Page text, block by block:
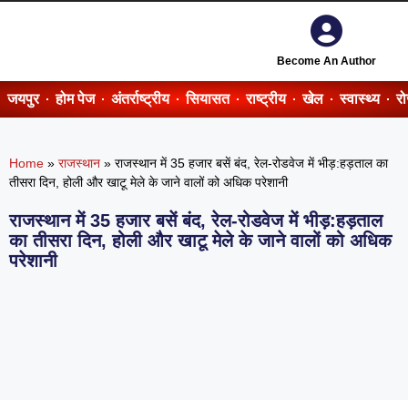
Become An Author
जयपुर होम पेज अंतर्राष्ट्रीय सियासत राष्ट्रीय खेल स्वास्थ्य
Home » राजस्थान » राजस्थान में 35 हजार बसें बंद, रेल-रोडवेज में भीड़:हड़ताल का
तीसरा दिन, होली और खाटू मेले के जाने वालों को अधिक परेशानी
राजस्थान में 35 हजार बसें बंद, रेल-रोडवेज में भीड़:हड़ताल
का तीसरा दिन, होली और खाटू मेले के जाने वालों को अधिक
परेशानी